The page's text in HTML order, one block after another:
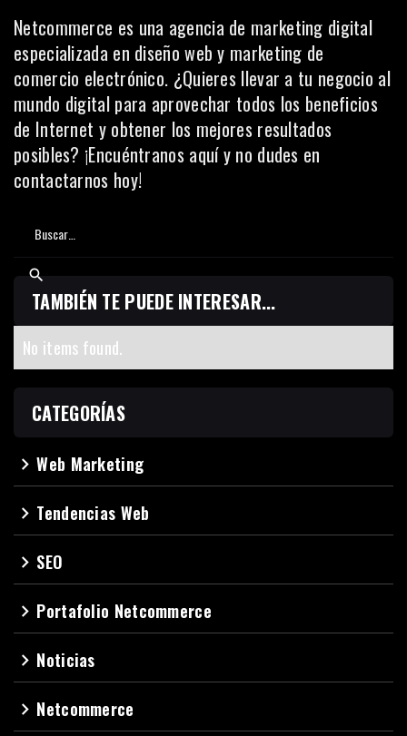
Netcommerce es una agencia de marketing digital
especializada en diseño web y marketing de
comercio electrónico. ¿Quieres llevar a tu negocio al
mundo digital para aprovechar todos los beneficios
de Internet y obtener los mejores resultados
posibles? ¡Encuéntranos aquíy no dudes en
contactarnos hoy!
TAMBIÉN TE PUEDE INTERESAR...
No items found.
CATEGORÍAS
navigate_nextWeb Marketing
navigate_next Tendencias Web
navigate_next SEO
navigate_next Portafolio Netcommerce
navigate_next Noticias
navigate_next Netcommerce